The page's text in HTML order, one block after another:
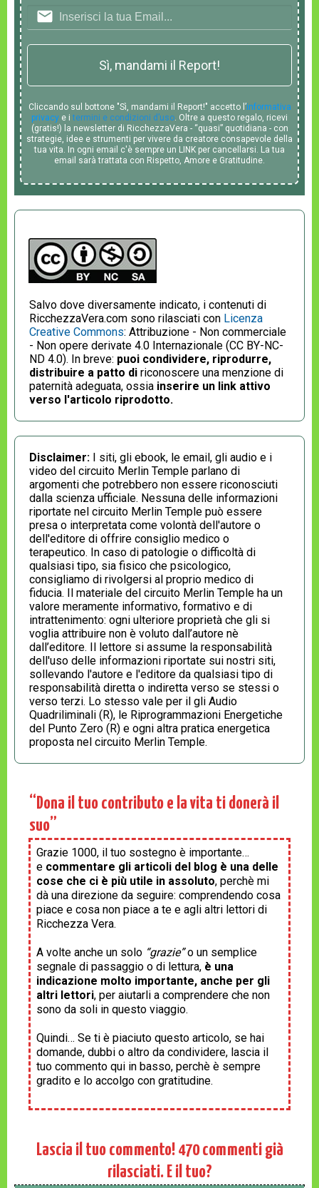
Sì, mandami il Report!
Cliccando sul bottone "Sì, mandami il Report!" accetto l’informativa
privacy e itermini e condizioni d’uso. Oltre a questo regalo, ricevi
(gratis!) la newsletter di RicchezzaVera - “quasi” quotidiana - con
strategie, idee e strumenti per vivere da creatore consapevole della
tua vita. In ogni email c'è sempre un LINK per cancellarsi. La tua
email sarà trattata con Rispetto, Amore e Gratitudine.
Salvo dove diversamente indicato, i contenuti di
RicchezzaVera.com sono rilasciati con Licenza
Creative Commons: Attribuzione - Non commerciale
- Non opere derivate 4.0 Internazionale (CC BY-NC-
ND 4.0). In breve: puoi condividere, riprodurre,
distribuire a patto di riconoscere una menzione di
paternità adeguata, ossia inserire un link attivo
verso l'articolo riprodotto.
Disclaimer: I siti, gli ebook, le email, gli audio e i
video del circuito Merlin Temple parlano di
argomenti che potrebbero non essere riconosciuti
dalla scienza ufficiale. Nessuna delle informazioni
riportate nel circuito Merlin Temple può essere
presa o interpretata come volontà dell'autore o
dell'editore di offrire consiglio medico o
terapeutico. In caso di patologie o difficoltà di
qualsiasi tipo, sia fisico che psicologico,
consigliamo di rivolgersi al proprio medico di
fiducia. Il materiale del circuito Merlin Temple ha un
valore meramente informativo, formativo e di
intrattenimento: ogni ulteriore proprietà che gli si
voglia attribuire non è voluto dall’autore nè
dall’editore. Il lettore si assume la responsabilità
dell'uso delle informazioni riportate sui nostri siti,
sollevando l'autore e l'editore da qualsiasi tipo di
responsabilità diretta o indiretta verso se stessi o
verso terzi. Lo stesso vale per il gli Audio
Quadriliminali (R), le Riprogrammazioni Energetiche
del Punto Zero (R) e ogni altra pratica energetica
proposta nel circuito Merlin Temple.
“Dona il tuo contributo e la vita ti donerà il
suo”
Grazie 1000, il tuo sostegno è importante…
e commentare gli articoli del blog è una delle
cose che ci è più utile in assoluto, perchè mi
dà una direzione da seguire: comprendendo cosa
piace e cosa non piace a te e agli altri lettori di
Ricchezza Vera.
A volte anche un solo “grazie”o un semplice
segnale di passaggio o di lettura, è una
indicazione molto importante, anche per gli
altri lettori, per aiutarli a comprendere che non
sono da soli in questo viaggio.
Quindi… Se ti è piaciuto questo articolo, se hai
domande, dubbi o altro da condividere, lascia il
tuo commento qui in basso, perchè è sempre
gradito e lo accolgo con gratitudine.
Lascia il tuo commento! 470commenti già
rilasciati. E il tuo?